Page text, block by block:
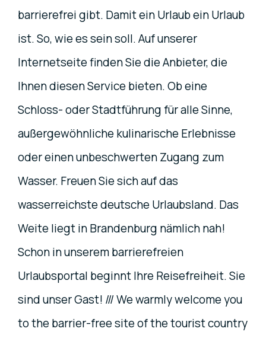
barrierefrei gibt. Damit ein Urlaub ein Urlaub
ist. So, wie es sein soll. Auf unserer
Internetseite finden Sie die Anbieter, die
Ihnen diesen Service bieten. Ob eine
Schloss- oder Stadtführung für alle Sinne,
außergewöhnliche kulinarische Erlebnisse
oder einen unbeschwerten Zugang zum
Wasser. Freuen Sie sich auf das
wasserreichste deutsche Urlaubsland. Das
Weite liegt in Brandenburg nämlich nah!
Schon in unserem barrierefreien
Urlaubsportal beginnt Ihre Reisefreiheit. Sie
sind unser Gast! /// We warmly welcome you
to the barrier-free site of the tourist country